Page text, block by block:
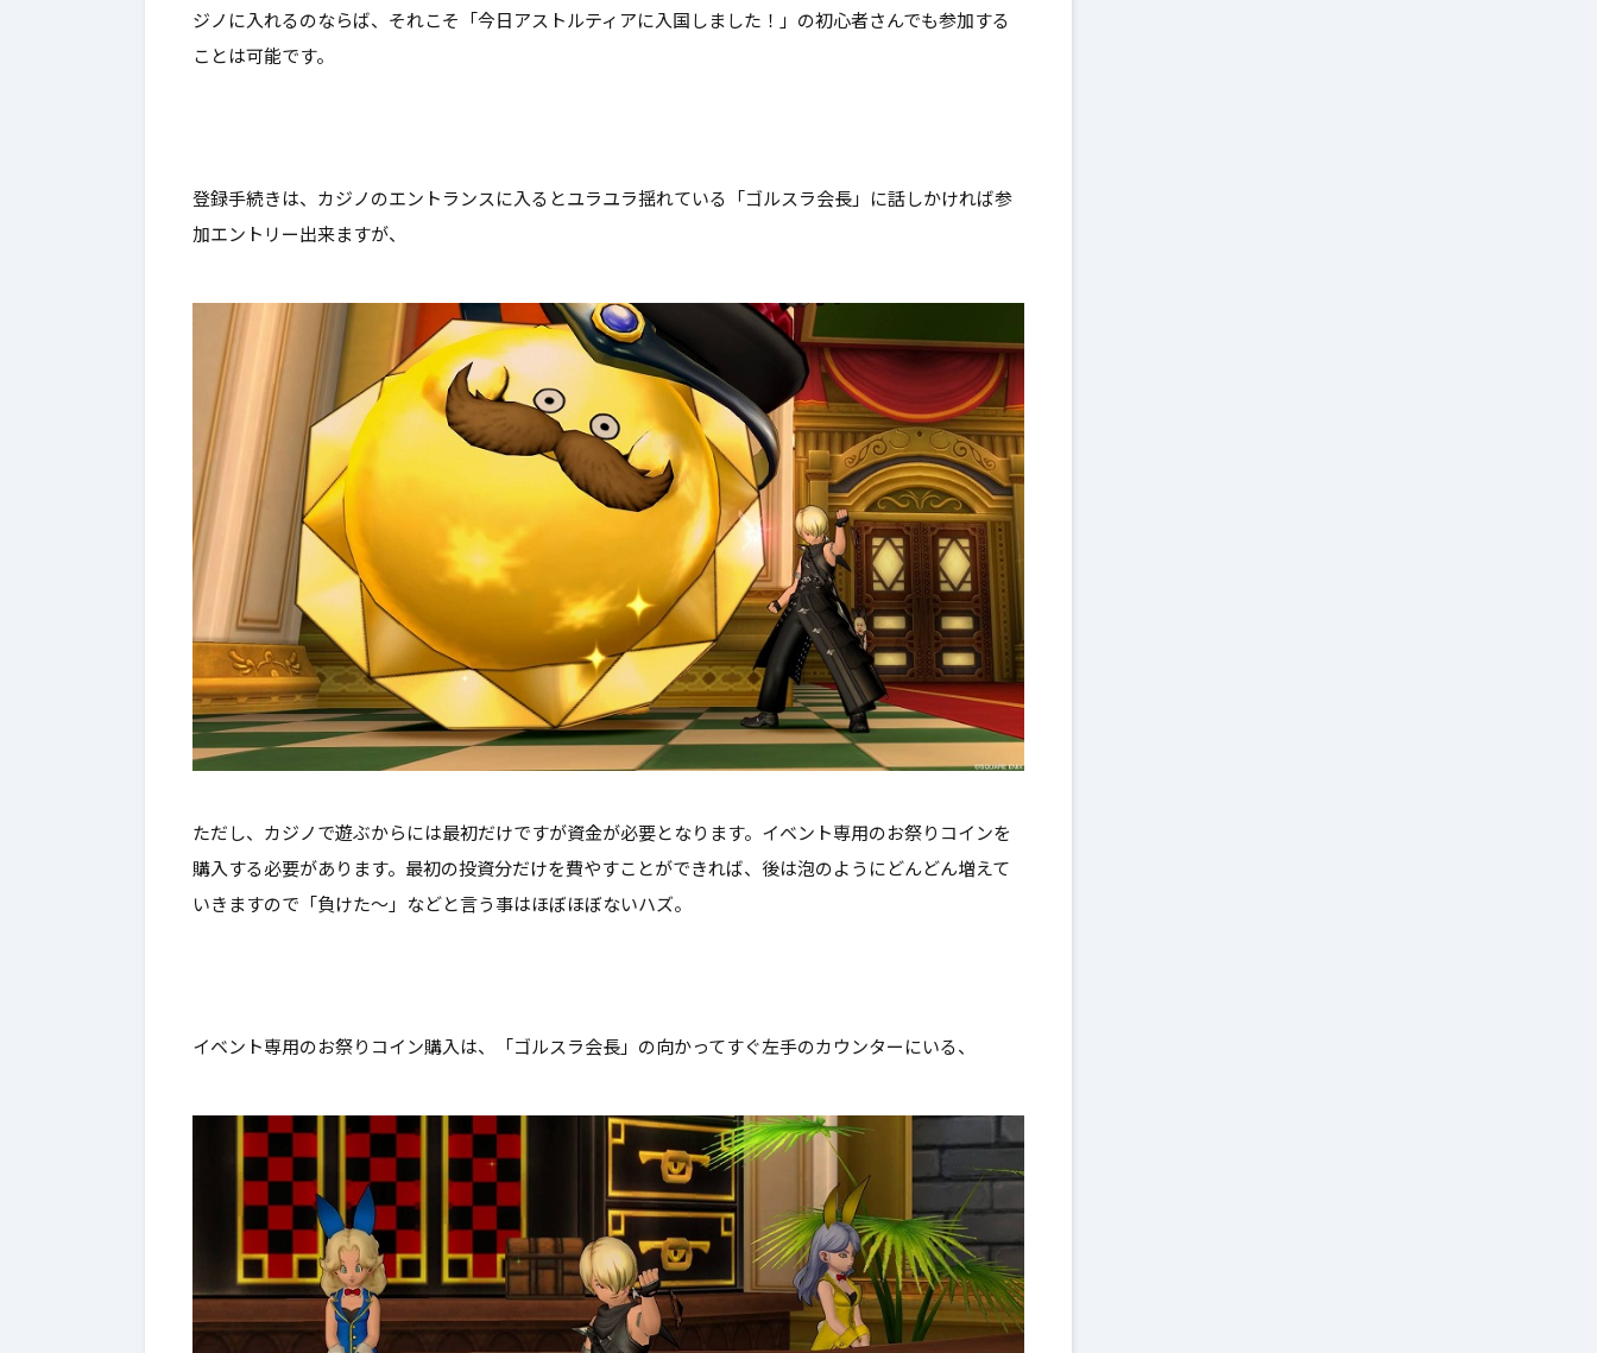
ジノに入れるのならば、それこそ「今日アストルティアに入国しました！」の初心者さんでも参加する
ことは可能です。
登録手続きは、カジノのエントランスに入るとユラユラ揺れている「ゴルスラ会長」に話しかければ参
加エントリー出来ますが、
ただし、カジノで遊ぶからには最初だけですが資金が必要となります。イベント専用のお祭りコインを
購入する必要があります。最初の投資分だけを費やすことができれば、後は泡のようにどんどん増えて
いきますので「負けた～」などと言う事はほぼほぼないハズ。
イベント専用のお祭りコイン購入は、「ゴルスラ会長」の向かってすぐ左手のカウンターにいる、